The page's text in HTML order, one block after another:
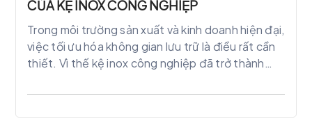
CỦA KỆ INOX CÔNG NGHIỆP
Trong môi trường sản xuất và kinh doanh hiện đại,
việc tối ưu hóa không gian lưu trữ là điều rất cần
thiết. Vì thế kệ inox công nghiệp đã trở thành
không gian lưu trữ và tăng cường sự sắp xếp
trong các môi trường làm việc đa dạng, từ nhà